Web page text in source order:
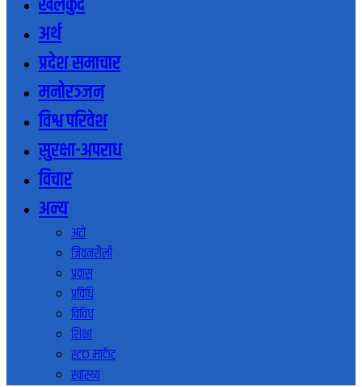
अर्थ
प्रदेश समाचार
मनोरञ्जन
विश्व परिवेश
सुरक्षा-अपराध
विचार
अन्य
अटो
जिवनशैली
प्रवास
प्रविधि
विविध
शिक्षा
स्टक मार्केट
स्वास्थ्य